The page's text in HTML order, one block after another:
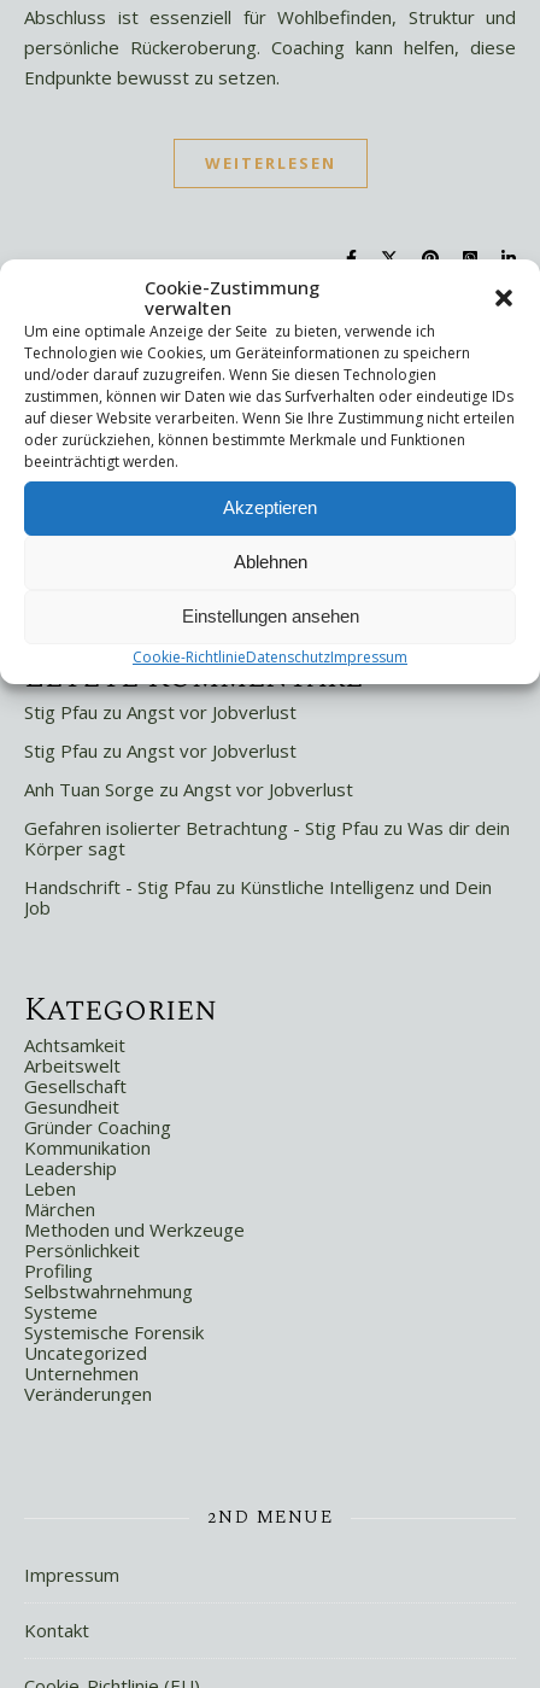
Cookie-Zustimmung
verwalten
Um eine optimale Anzeige der Seite zu bieten, verwende ich
Technologien wie Cookies, um Geräteinformationen zu speichern
und/oder darauf zuzugreifen. Wenn Sie diesen Technologien
zustimmen, können wir Daten wie das Surfverhalten oder eindeutige IDs
auf dieser Website verarbeiten. Wenn Sie Ihre Zustimmung nicht erteilen
oder zurückziehen, können bestimmte Merkmale und Funktionen
beeinträchtigt werden.
Akzeptieren
Ablehnen
Einstellungen ansehen
Cookie-RichtlinieDatenschutzImpressum
Abschluss ist essenziell für Wohlbefinden, Struktur und
persönliche Rückeroberung. Coaching kann helfen, diese
Endpunkte bewusst zu setzen.
WEITERLESEN
Suchen
Letzte Beiträge
Die Mentale Sicherheitsarchitektur
Wettbewerbsfähigkeit
Letzte Kommentare
Stig Pfau zu Angst vor Jobverlust
Stig Pfau zu Angst vor Jobverlust
Anh Tuan Sorge zu Angst vor Jobverlust
Gefahren isolierter Betrachtung - Stig Pfau zu Was dir dein
Körper sagt
Handschrift - Stig Pfau zu Künstliche Intelligenz und Dein
Job
Kategorien
Achtsamkeit
Arbeitswelt
Gesellschaft
Gesundheit
Gründer Coaching
Kommunikation
Leadership
Leben
Märchen
Methoden und Werkzeuge
Persönlichkeit
Profiling
Selbstwahrnehmung
Systeme
Systemische Forensik
Uncategorized
Unternehmen
Veränderungen
2ND MENUE
Impressum
Kontakt